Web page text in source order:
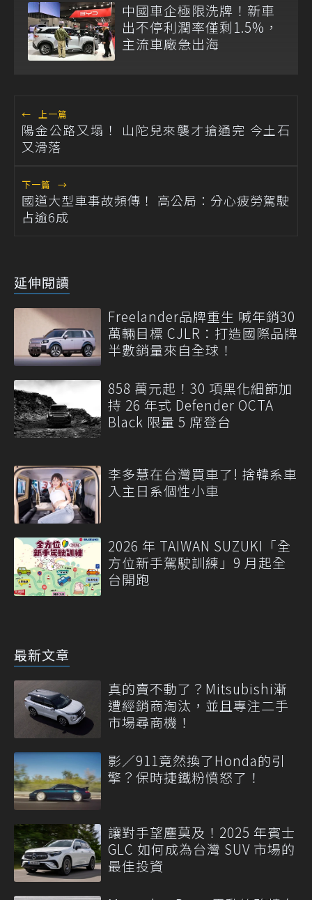
中國車企極限洗牌！新車
出不停利潤率僅剩1.5%，
主流車廠急出海
← 上一篇
陽金公路又塌！ 山陀兒來襲才搶通完 今土石
又滑落
下一篇 →
國道大型車事故頻傳！ 高公局：分心疲勞駕駛
占逾6成
延伸閱讀
Freelander品牌重生 喊年銷30
萬輛目標 CJLR：打造國際品牌
半數銷量來自全球！
858 萬元起！30 項黑化細節加
持 26 年式 Defender OCTA
Black 限量 5 席登台
李多慧在台灣買車了! 捨韓系車
入主日系個性小車
2026 年 TAIWAN SUZUKI「全
方位新手駕駛訓練」9 月起全
台開跑
最新文章
真的賣不動了？Mitsubishi漸
遭經銷商淘汰，並且專注二手
市場尋商機！
影／911竟然換了Honda的引
擎？保時捷鐵粉憤怒了！
讓對手望塵莫及！2025 年賓士
GLC 如何成為台灣 SUV 市場的
最佳投資